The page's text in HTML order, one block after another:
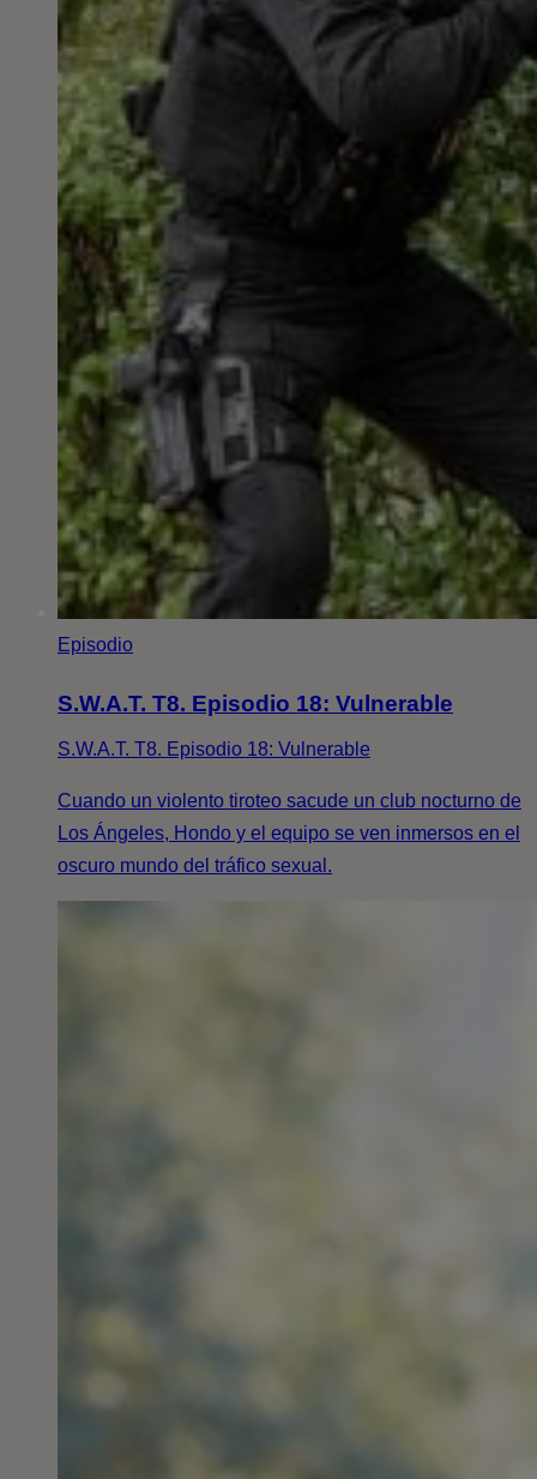
Episodio
S.W.A.T. T8. Episodio 18: Vulnerable
S.W.A.T. T8. Episodio 18: Vulnerable
Cuando un violento tiroteo sacude un club nocturno de
Los Ángeles, Hondo y el equipo se ven inmersos en el
oscuro mundo del tráfico sexual.